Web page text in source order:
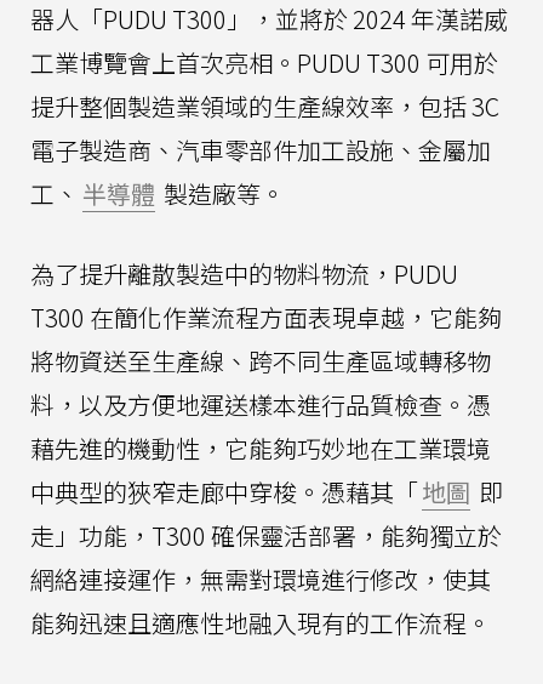
器人「PUDU T300」，並將於 2024 年漢諾威
工業博覽會上首次亮相。PUDU T300 可用於
提升整個製造業領域的生產線效率，包括 3C
電子製造商、汽車零部件加工設施、金屬加
工、 半導體 製造廠等。
為了提升離散製造中的物料物流，PUDU
T300 在簡化作業流程方面表現卓越，它能夠
將物資送至生產線、跨不同生產區域轉移物
料，以及方便地運送樣本進行品質檢查。憑
藉先進的機動性，它能夠巧妙地在工業環境
中典型的狹窄走廊中穿梭。憑藉其「地圖 即
走」功能，T300 確保靈活部署，能夠獨立於
網絡連接運作，無需對環境進行修改，使其
能夠迅速且適應性地融入現有的工作流程。